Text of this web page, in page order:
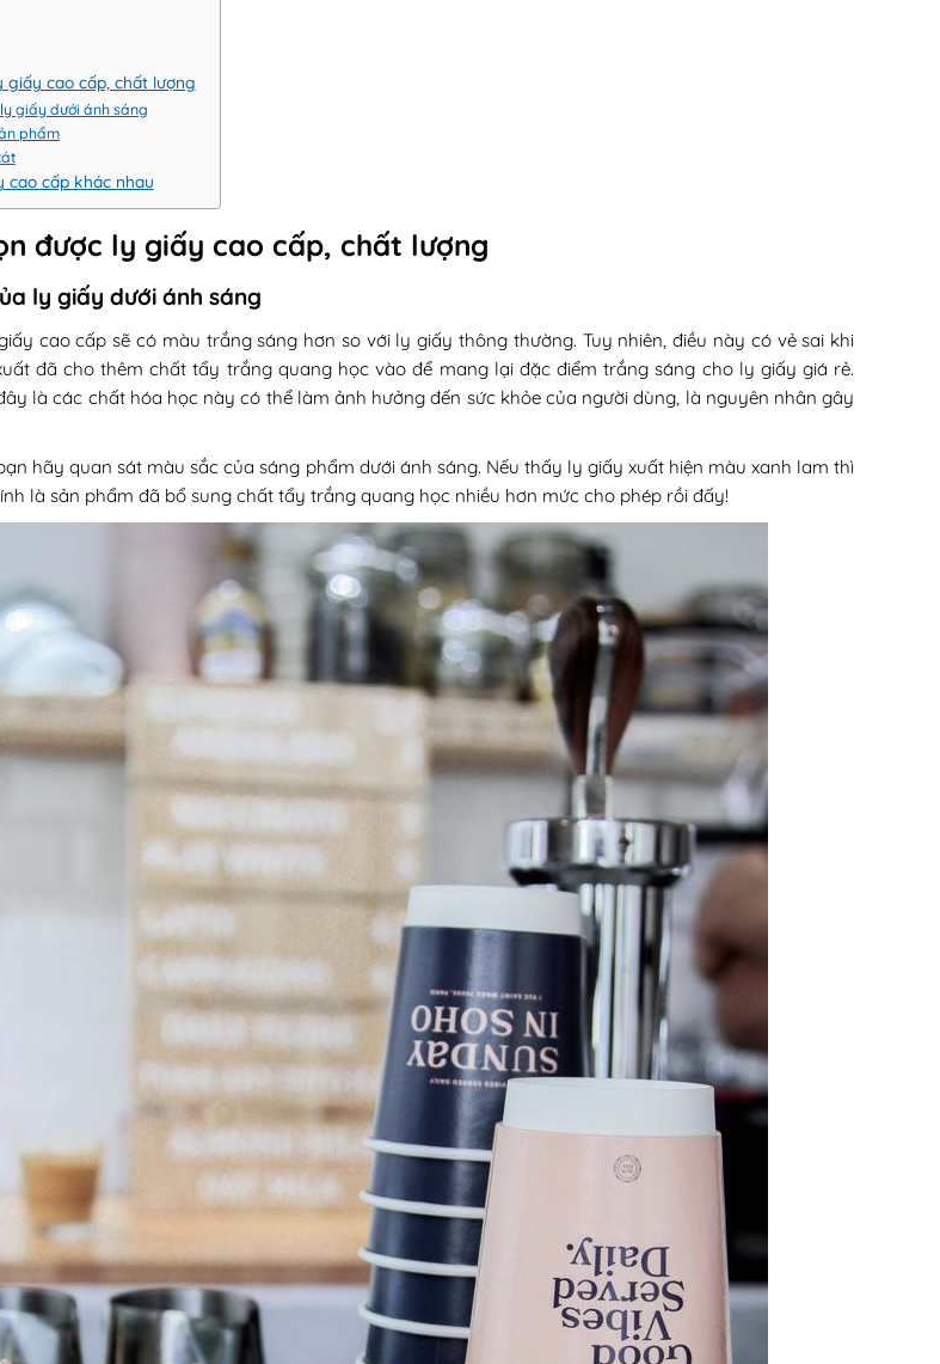
giấy cao cấp, chất lượng
giấy dưới ánh sáng
phẩm
cao cấp khác nhau
được ly giấy cao cấp, chất lượng
ly giấy dưới ánh sáng
cao cấp sẽ có màu trắng sáng hơn so với ly giấy thông thường. Tuy nhiên, điều này có vẻ sai khi
đã cho thêm chất tẩy trắng quang học vào để mang lại đặc điểm trắng sáng cho ly giấy giá rẻ.
là các chất hóa học này có thể làm ảnh hưởng đến sức khỏe của người dùng, là nguyên nhân gây
hãy quan sát màu sắc của sáng phẩm dưới ánh sáng. Nếu thấy ly giấy xuất hiện màu xanh lam thì
là sản phẩm đã bổ sung chất tẩy trắng quang học nhiều hơn mức cho phép rồi đấy!